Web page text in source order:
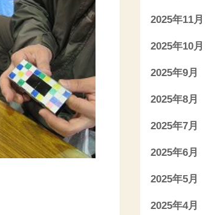
2025年11月
2025年10月
2025年9月
2025年8月
2025年7月
2025年6月
2025年5月
2025年4月